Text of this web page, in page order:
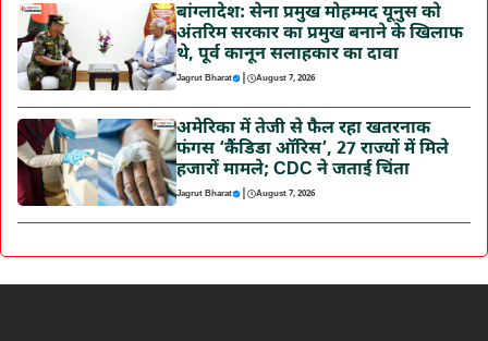
बांग्लादेश: सेना प्रमुख मोहम्मद यूनुस को
अंतरिम सरकार का प्रमुख बनाने के खिलाफ
थे, पूर्व कानून सलाहकार का दावा
Jagrut Bharat | August 7, 2026
अमेरिका में तेजी से फैल रहा खतरनाक
फंगस ‘कैंडिडा ऑरिस’, 27 राज्यों में मिले
हजारों मामले; CDC ने जताई चिंता
Jagrut Bharat | August 7, 2026